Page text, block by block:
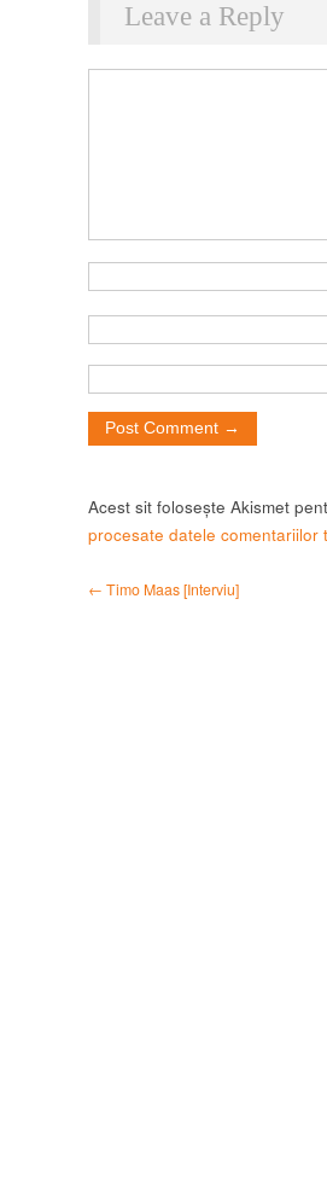
Leave a Reply
Acest sit folosește Akismet
procesate datele comentariilor
← Timo Maas [Interviu]